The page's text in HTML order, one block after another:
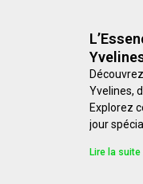
Yvelines,
Explorez
jour spécial.
Lire la suite